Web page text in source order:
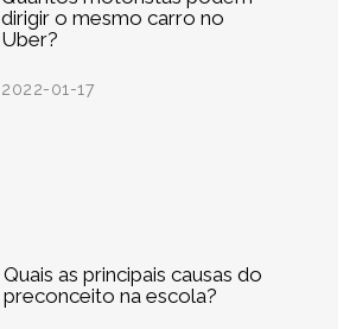
dirigir o mesmo carro no
Uber?
2022-01-17
Quais as principais causas do
preconceito na escola?